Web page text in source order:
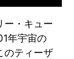
ー・キュー
年宇宙の
のティーザ